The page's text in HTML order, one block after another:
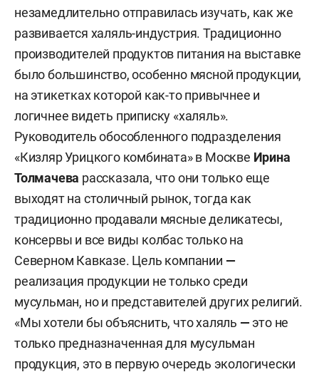
незамедлительно отправилась изучать, как же
развивается халяль-индустрия. Традиционно
производителей продуктов питания на выставке
было большинство, особенно мясной продукции,
на этикетках которой как-то привычнее и
логичнее видеть приписку «халяль».
Руководитель обособленного подразделения
«Кизляр Урицкого комбината» в Москве Ирина
Толмачева рассказала, что они только еще
выходят на столичный рынок, тогда как
традиционно продавали мясные деликатесы,
консервы и все виды колбас только на
Северном Кавказе. Цель компании —
реализация продукции не только среди
мусульман, но и представителей других религий.
«Мы хотели бы объяснить, что халяль — это не
только предназначенная для мусульман
продукция, это в первую очередь экологически